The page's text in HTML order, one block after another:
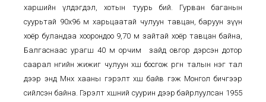
харшийн үлдэгдэл, хотын туурь бий. Гурван баганын
суурьтай 90х96 м харьцаатай чулуун тавцан, баруун зүүн
хоёр буландаа хоорондоо 9,70 м зайтай хоёр тавцан байна,
Балгаснаас урагш 40 м орчим зайд овгор дэрсэн дотор
саарал өнгийн жижиг чулуун хөшөө босгож өргөн талын нэг тал
дээр энд Мөнх хааны гэрэлт хөшөө байв гэж Монгол бичгээр
сийлсэн байна. Гэрэлт хөшөөний суурин дээр байрлуулсан 1955